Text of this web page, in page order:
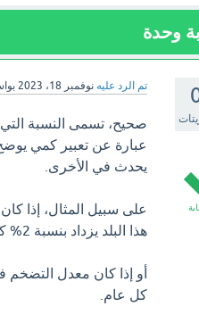
وحدة
تم الرد عليه نوفمبر 18، 2023
صحيح، تسمى النسبة التي
عبارة عن تعبير كمي
يحدث في الأخرى.
هذا البلد يزداد بنسبة 2% كل عام.
كل عام.